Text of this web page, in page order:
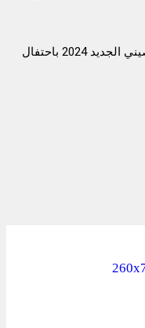
Qingdao Chuangyu يمثل وصول العام الصيني الجديد 2024 باحتفال